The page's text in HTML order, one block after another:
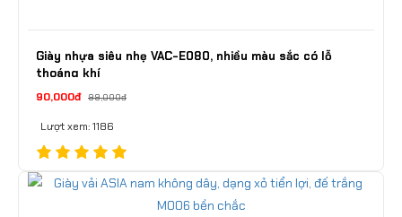
Giày nhựa siêu nhẹ VAC-E080, nhiều màu sắc có lỗ
thoáng khí
90,000đ 99,000đ
Lượt xem: 1186